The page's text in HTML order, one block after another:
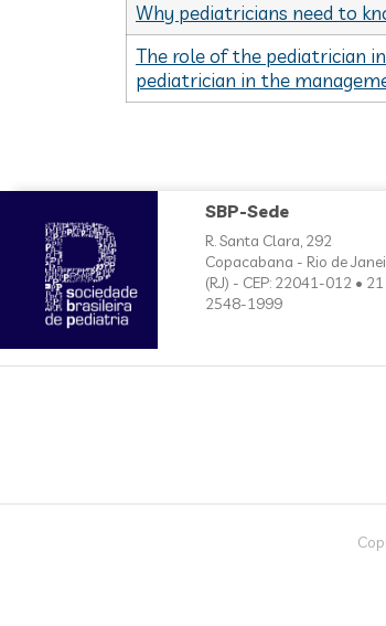
Why pediatricians need to
The role of the pediatrician
pediatrician in the
SBP-Sede
R. Santa Clara, 292
Copacabana - Rio de
(RJ) - CEP: 22041-012 • 21
2548-1999